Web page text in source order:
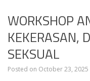
WORKSHOP
KEKERASAN,
SEKSUAL
Posted on October 23, 2025